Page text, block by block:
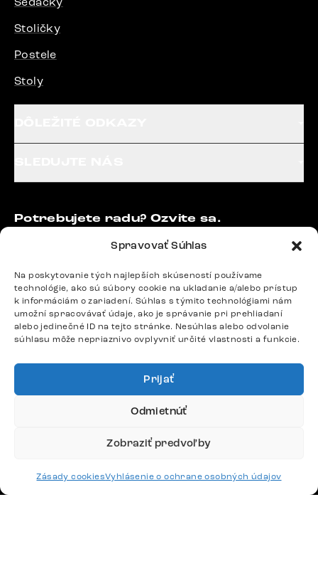
Spravovať Súhlas
Na poskytovanie tých najlepších skúseností používame
technológie, ako sú súbory cookie na ukladanie a/alebo prístup
k informáciám o zariadení. Súhlas s týmito technológiami nám
umožní spracovávať údaje, ako je správanie pri prehliadaní
alebo jedinečné ID na tejto stránke. Nesúhlas alebo odvolanie
súhlasu môže nepriaznivo ovplyvniť určité vlastnosti a funkcie.
Prijať
Odmietnúť
Zobraziť predvoľby
Zásady cookiesVyhlásenie o ochrane osobných údajov
Stoličky
Postele
Stoly
Potrebujete radu? Ozvite sa.
Odpovedáme do 24 hodín.
Google recenzie
Platby